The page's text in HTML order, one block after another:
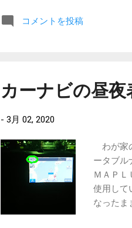
り）。 全国の道の駅一覧マッ
がどこにあるのかを、Ｇｏｏｇ
コメントを投稿
カーナビの昼
- 3月 02, 2020
わが家
ータブル
ＭＡＰＬ
使用して
なったま